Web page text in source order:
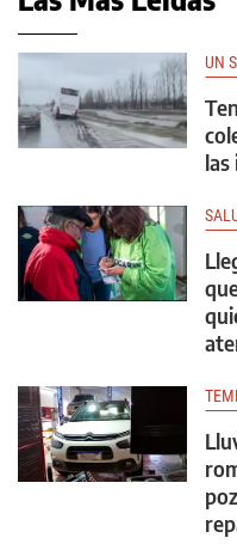
UN
las